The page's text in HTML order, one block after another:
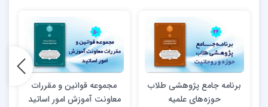
برنامه جامع پژوهشی طلاب
حوزه‌های علمیه
مجموعه قوانین و مقررات
معاونت آموزش امور اساتید